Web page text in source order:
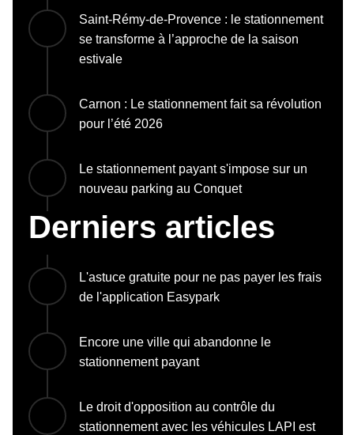
Saint-Rémy-de-Provence : le stationnement
se transforme à l’approche de la saison
estivale
Carnon : Le stationnement fait sa révolution
pour l’été 2026
Le stationnement payant s'impose sur un
nouveau parking au Conquet
Derniers articles
L'astuce gratuite pour ne pas payer les frais
de l'application Easypark
Encore une ville qui abandonne le
stationnement payant
Le droit d'opposition au contrôle du
stationnement avec les véhicules LAPI est